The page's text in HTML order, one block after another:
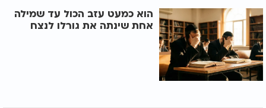
הוא כמעט עזב הכול עד שמילה
אחת שינתה את גורלו לנצח